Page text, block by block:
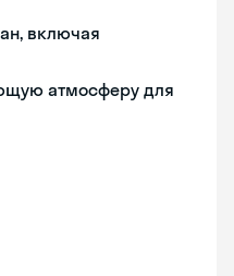
включая
атмосферу для